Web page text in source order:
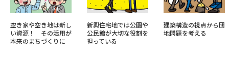
空き家や空き地は新し
い資源！ その活用が
本来のまちづくりに
新興住宅地では公園や
公民館が大切な役割を
担っている
建築構造の視点から団
地問題を考える